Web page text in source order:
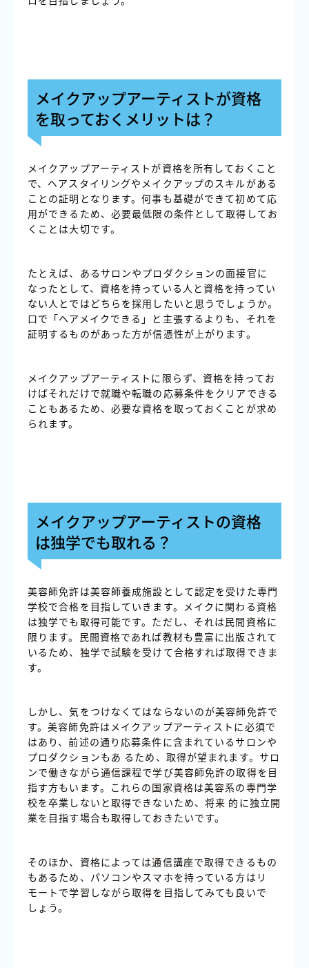
メイクアップアーティストが資格
を取っておくメリットは？
メイクアップアーティストが資格を所有しておくこと
で、ヘアスタイリングやメイクアップのスキルがある
ことの証明となります。何事も基礎ができて初めて応
用ができるため、必要最低限の条件として取得してお
くことは大切です。
たとえば、あるサロンやプロダクションの面接官に
なったとして、資格を持っている人と資格を持ってい
ない人とではどちらを採用したいと思うでしょうか。
口で「ヘアメイクできる」と主張するよりも、それを
証明するものがあった方が信憑性が上がります。
メイクアップアーティストに限らず、資格を持ってお
けばそれだけで就職や転職の応募条件をクリアできる
こともあるため、必要な資格を取っておくことが求め
られます。
メイクアップアーティストの資格
は独学でも取れる？
美容師免許は美容師養成施設として認定を受けた専門
学校で合格を目指していきます。メイクに関わる資格
は独学でも取得可能です。ただし、それは民間資格に
限ります。民間資格であれば教材も豊富に出版されて
いるため、独学で試験を受けて合格すれば取得できま
す。
しかし、気をつけなくてはならないのが美容師免許で
す。美容師免許はメイクアップアーティストに必須で
はあり、前述の通り応募条件に含まれているサロンや
プロダクションもあ るため、取得が望まれます。サロ
ンで働きながら通信課程で学び美容師免許の取得を目
指す方もいます。これらの国家資格は美容系の専門学
校を卒業しないと取得できないため、将来 的に独立開
業を目指す場合も取得しておきたいです。
そのほか、資格によっては通信講座で取得できるもの
もあるため、パソコンやスマホを持っている方はリ
モートで学習しながら取得を目指してみても良いで
しょう。